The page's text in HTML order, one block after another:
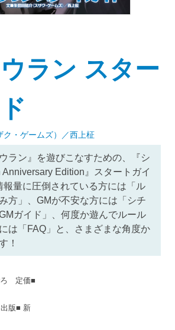
ラン スター
ク・ゲームズ）／西上柾
ラン』を遊びこなすための、『シ
Anniversary Edition』スタートガイ
量に圧倒されている方には「ル
方」、GMが不安な方には「シチ
ガイド」、何度か遊んでルール
は「FAQ」と、さまざまな角度か
！
ろ 定価■
版■ 新